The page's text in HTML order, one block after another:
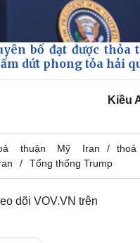
bố đạt được thỏa
dứt phong tỏa hải
Kiều
thuận Mỹ Iran
Tổng thống Trump
dõi VOV.VN trên